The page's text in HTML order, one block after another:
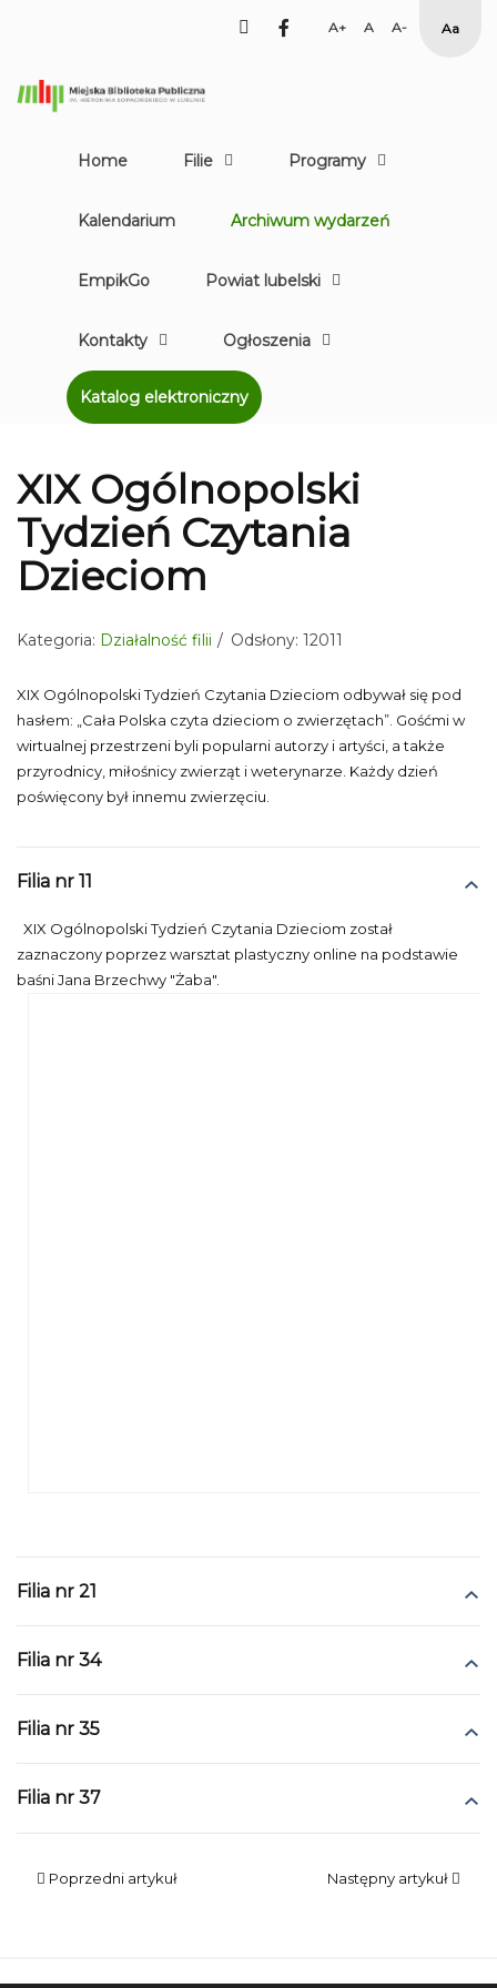
facebook
Set Set
Smaller
High
Home Filie Programy
Kalendarium Archiwum wydarzeń
EmpikGo Powiat lubelski
Kontakty Ogłoszenia
Katalog elektroniczny
XIX Ogólnopolski
Tydzień Czytania
Dzieciom
Kategoria: Działalność filii Odsłony: 12011
XIX Ogólnopolski Tydzień Czytania Dzieciom odbywał się pod
hasłem: „Cała Polska czyta dzieciom o zwierzętach”. Gośćmi w
wirtualnej przestrzeni byli popularni autorzy i artyści, a także
przyrodnicy, miłośnicy zwierząt i weterynarze. Każdy dzień
poświęcony był innemu zwierzęciu.
Filia nr 11
XIX Ogólnopolski Tydzień Czytania Dzieciom został
zaznaczony poprzez warsztat plastyczny online na podstawie
baśni Jana Brzechwy "Żaba".
Filia nr 21
„Uratuj żubra Zyzia”
Filia nr 34
Filia nr 35
Filia nr 37
Poprzedni artykuł Następny artykuł